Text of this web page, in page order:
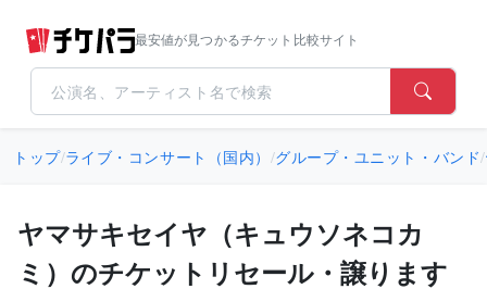
最安値が見つかるチケット比較サイト
トップ/ライブ・コンサート（国内） /グループ・ユニット・バンド/
ヤマサキセイヤ（キュウソネコカ
ミ）のチケットリセール・譲ります